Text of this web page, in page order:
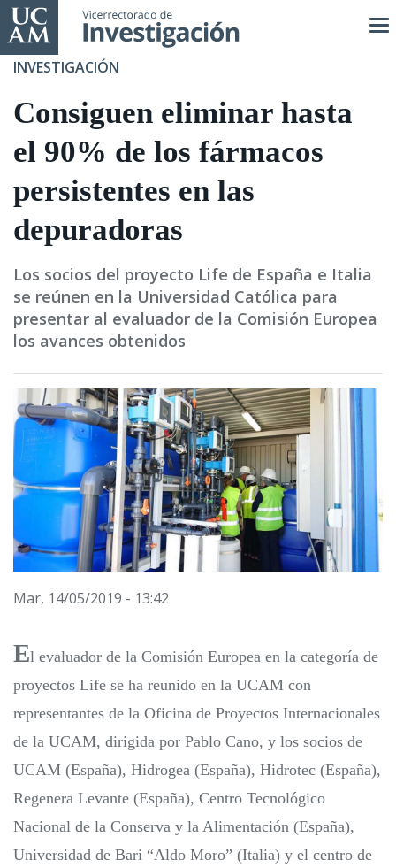
Pasar
al
contenido
INVESTIGACIÓN
Consiguen eliminar hasta
el 90% de los fármacos
persistentes en las
depuradoras
Los socios del proyecto Life de España e Italia
se reúnen en la Universidad Católica para
presentar al evaluador de la Comisión Europea
los avances obtenidos
Mar, 14/05/2019 - 13:42
El evaluador de la Comisión Europea en la categoría de
proyectos Life se ha reunido en la UCAM con
representantes de la Oficina de Proyectos Internacionales
de la UCAM, dirigida por Pablo Cano, y los socios de
UCAM (España), Hidrogea (España), Hidrotec (España),
Regenera Levante (España), Centro Tecnológico
Nacional de la Conserva y la Alimentación (España),
Universidad de Bari “Aldo Moro” (Italia) y el centro de